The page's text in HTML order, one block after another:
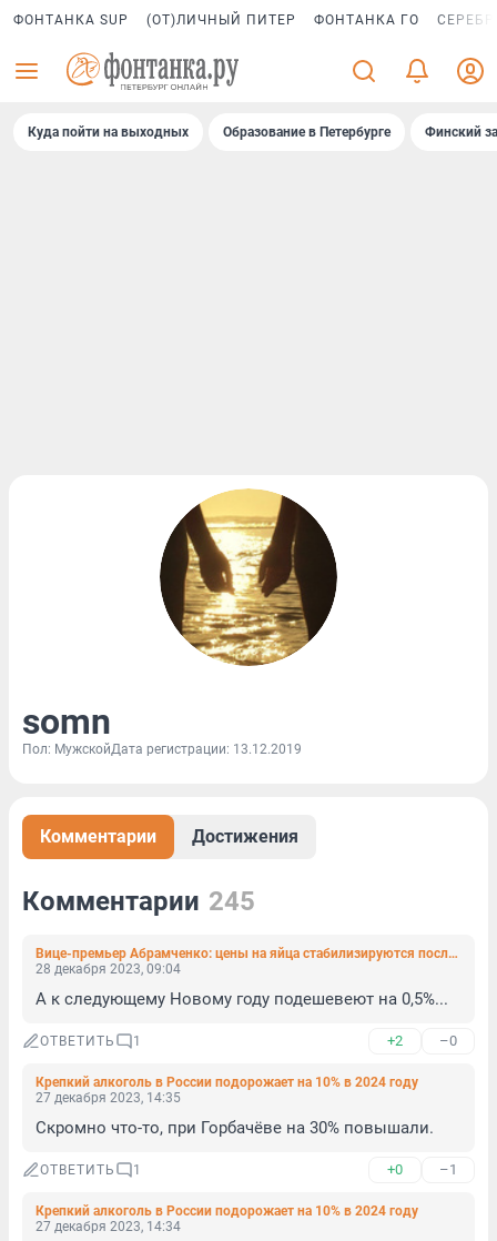
ФОНТАНКА SUP (ОТ)ЛИЧНЫЙ ПИТЕР ФОНТАНКА ГО
Куда пойти на выходных Образование в Петербурге Финский
somn
Пол: МужскойДата регистрации: 13.12.2019
Комментарии Достижения
Комментарии 245
Вице-премьер Абрамченко: цены на яйца стабилизируются после Нового года
28 декабря 2023, 09:04
А к следующему Новому году подешевеют на 0,5%...
ОТВЕТИТЬ 1 +2 –0
Крепкий алкоголь в России подорожает на 10% в 2024 году
27 декабря 2023, 14:35
Скромно что-то, при Горбачёве на 30% повышали.
ОТВЕТИТЬ 1 +0 –1
Крепкий алкоголь в России подорожает на 10% в 2024 году
27 декабря 2023, 14:34